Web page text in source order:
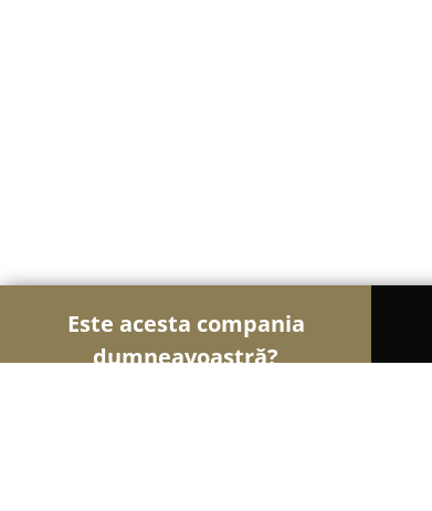
Este acesta compania
dumneavoastră?